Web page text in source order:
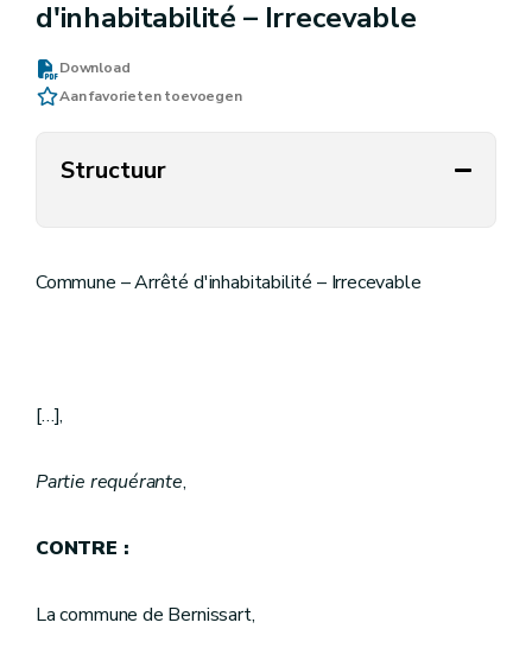
d'inhabitabilité – Irrecevable
Download
Aan favorieten toevoegen
Structuur
Commune – Arrêté d'inhabitabilité – Irrecevable
[…],
Partie requérante,
CONTRE :
La commune de Bernissart,